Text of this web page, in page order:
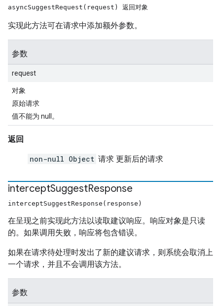
asyncSuggestRequest(request) 返回对象
实现此方法可在请求中添加额外参数。
参数
request
对象
原始请求
值不能为 null。
返回
non-null Object 请求 更新后的请求
interceptSuggestResponse
interceptSuggestResponse(response)
在呈现之前实现此方法以读取建议响应。响应对象是只读
的。如果调用失败，响应将包含错误。
如果在请求待处理时发出了新的建议请求，则系统会取消上
一个请求，并且不会调用该方法。
参数